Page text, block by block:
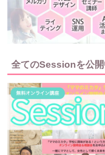
全てのSessionを公